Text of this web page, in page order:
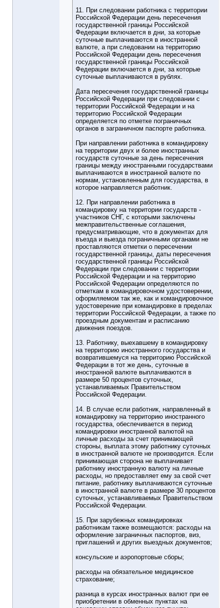
11. При следовании работника с территории
Российской Федерации день пересечения
государственной границы Российской
Федерации включается в дни, за которые
суточные выплачиваются в иностранной
валюте, а при следовании на территорию
Российской Федерации день пересечения
государственной границы Российской
Федерации включается в дни, за которые
суточные выплачиваются в рублях.
Дата пересечения государственной границы
Российской Федерации при следовании с
территории Российской Федерации и на
территорию Российской Федерации
определяется по отметке пограничных
органов в заграничном паспорте работника.
При направлении работника в командировку
на территории двух и более иностранных
государств суточные за день пересечения
границы между иностранными государствами
выплачиваются в иностранной валюте по
нормам, установленным для государства, в
которое направляется работник.
12. При направлении работника в
командировку на территории государств -
участников СНГ, с которыми заключены
межправительственные соглашения,
предусматривающие, что в документах для
въезда и выезда пограничными органами не
проставляются отметки о пересечении
государственной границы, даты пересечения
государственной границы Российской
Федерации при следовании с территории
Российской Федерации и на территорию
Российской Федерации определяются по
отметкам в командировочном удостоверении,
оформляемом так же, как и командировочное
удостоверение при командировке в пределах
территории Российской Федерации, а также по
проездным документам и расписанию
движения поездов.
13. Работнику, выехавшему в командировку
на территорию иностранного государства и
возвратившемуся на территорию Российской
Федерации в тот же день, суточные в
иностранной валюте выплачиваются в
размере 50 процентов суточных,
устанавливаемых Правительством
Российской Федерации.
14. В случае если работник, направленный в
командировку на территорию иностранного
государства, обеспечивается в период
командировки иностранной валютой на
личные расходы за счет принимающей
стороны, выплата этому работнику суточных
в иностранной валюте не производится. Если
принимающая сторона не выплачивает
работнику иностранную валюту на личные
расходы, но предоставляет ему за свой счет
питание, работнику выплачиваются суточные
в иностранной валюте в размере 30 процентов
суточных, устанавливаемых Правительством
Российской Федерации.
15. При зарубежных командировках
работникам также возмещаются: расходы на
оформление заграничных паспортов, виз,
приглашений и других выездных документов;
консульские и аэропортовые сборы;
расходы на обязательное медицинское
страхование;
разница в курсах иностранных валют при ее
приобретении в обменных пунктах на